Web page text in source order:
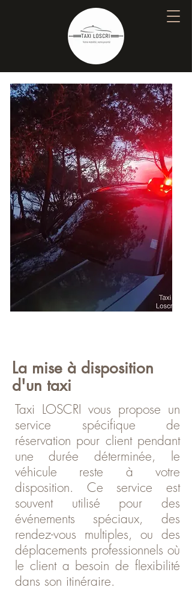
La mise à disposition
d'un taxi
Taxi LOSCRI vous propose un
service spécifique de
réservation pour client pendant
une durée déterminée, le
véhicule reste à votre
disposition. Ce service est
souvent utilisé pour des
événements spéciaux, des
rendez-vous multiples, ou des
déplacements professionnels où
le client a besoin de flexibilité
dans son itinéraire.